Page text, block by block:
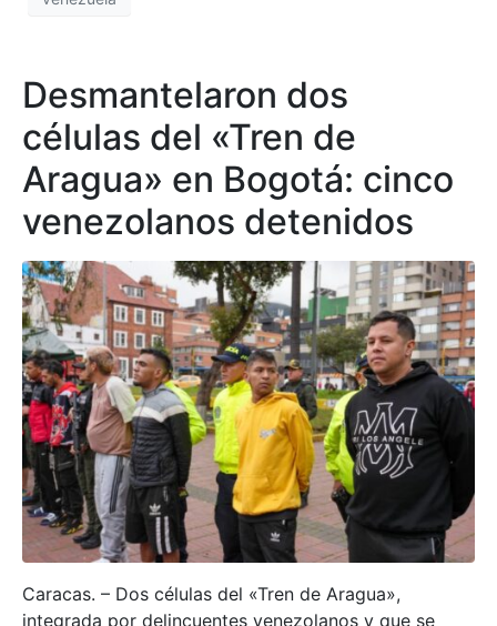
Desmantelaron dos
células del «Tren de
Aragua» en Bogotá: cinco
venezolanos detenidos
Caracas. – Dos células del «Tren de Aragua»,
integrada por delincuentes venezolanos y que se